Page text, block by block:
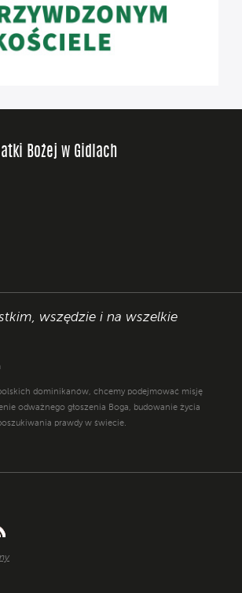
Bożej w Gidlach
wszędzie i na wszelkie
dominikanów, chcemy podejmować misję
odważnego głoszenia Boga, budowanie życia
prawdy w świecie.